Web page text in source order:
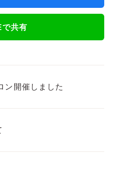
で共有
ン開催しました